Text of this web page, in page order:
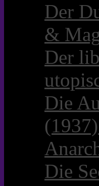
Der
&
Der
Die
Die